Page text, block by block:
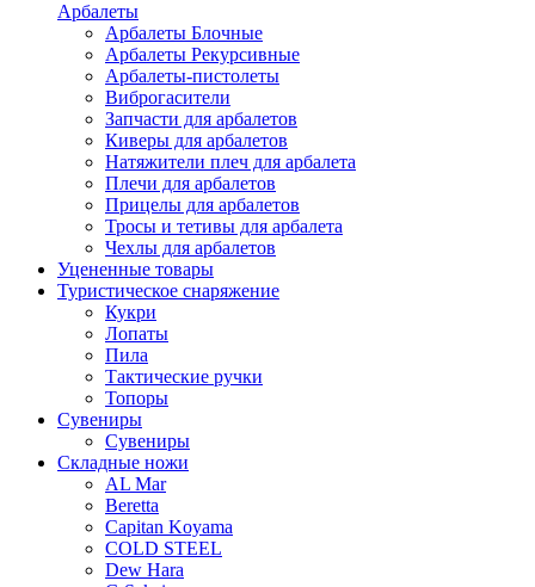
Арбалеты
Арбалеты Блочные
Арбалеты Рекурсивные
Арбалеты-пистолеты
Виброгасители
Запчасти для арбалетов
Киверы для арбалетов
Натяжители плеч для арбалета
Плечи для арбалетов
Прицелы для арбалетов
Тросы и тетивы для арбалета
Чехлы для арбалетов
Уцененные товары
Туристическое снаряжение
Кукри
Лопаты
Пила
Тактические ручки
Топоры
Сувениры
Сувениры
Складные ножи
AL Mar
Beretta
Capitan Koyama
COLD STEEL
Dew Hara